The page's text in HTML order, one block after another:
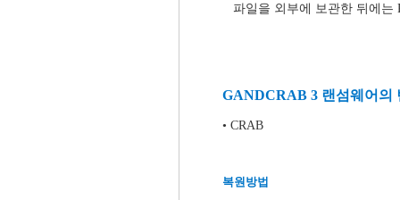
파일을 외부에 보관한 뒤에는
GANDCRAB 3 랜섬웨어의
•​ CRAB
복원방법